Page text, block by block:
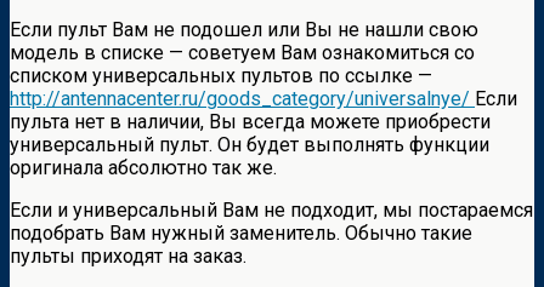
Если пульт Вам не подошел или Вы не нашли свою
модель в списке — советуем Вам ознакомиться со
списком универсальных пультов по ссылке —
http://antennacenter.ru/goods_category/universalnye/ Если
пульта нет в наличии, Вы всегда можете приобрести
универсальный пульт. Он будет выполнять функции
оригинала абсолютно так же.
Если и универсальный Вам не подходит, мы постараемся
подобрать Вам нужный заменитель. Обычно такие
пульты приходят на заказ.